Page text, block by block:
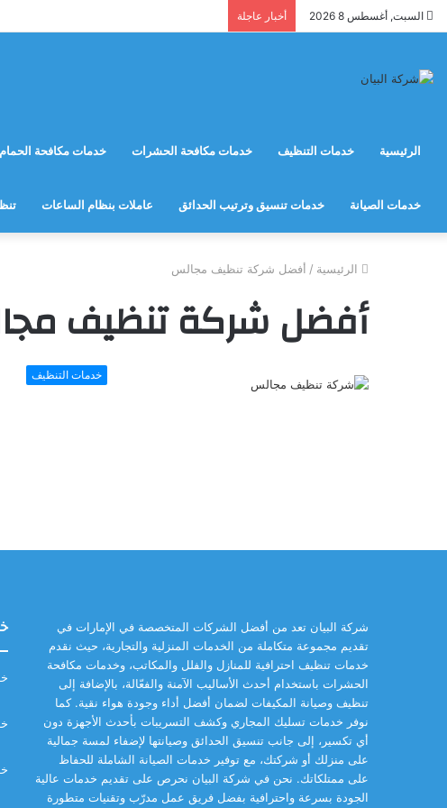
السبت, أغسطس 8 2026 أخبار عاجلة
الرئيسية خدمات التنظيف خدمات مكافحة الحشرات خدمات مكافحة الحمام
خدمات الصيانة خدمات تنسيق وترتيب الحدائق عاملات بنظام الساعات
الرئيسية / أفضل شركة تنظيف مجالس
أفضل شركة تنظيف
خدمات التنظيف
شركة البيان تعد من أفضل الشركات المتخصصة في الإمارات في
تقديم مجموعة متكاملة من الخدمات المنزلية والتجارية، حيث نقدم
خدمات تنظيف احترافية للمنازل والفلل والمكاتب، وخدمات مكافحة
الحشرات باستخدام أحدث الأساليب الآمنة والفعّالة، بالإضافة إلى
تنظيف وصيانة المكيفات لضمان أفضل أداء وجودة هواء نقية. كما
نوفر خدمات تسليك المجاري وكشف التسريبات بأحدث الأجهزة دون
أي تكسير، إلى جانب تنسيق الحدائق وصيانتها لإضفاء لمسة جمالية
على منزلك أو شركتك، مع توفير خدمات الصيانة الشاملة للحفاظ
على ممتلكاتك. نحن في شركة البيان نحرص على تقديم خدمات عالية
الجودة بسرعة واحترافية بفضل فريق عمل مدرّب وتقنيات متطورة